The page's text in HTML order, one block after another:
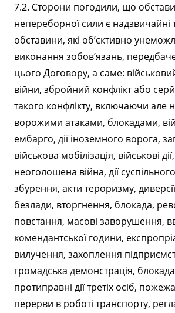
7.2. Сторони погодили, що
непереборної сили є надзвичайні
обставини, які об’єктивно
виконання зобов’язань,
цього Договору, а саме:
війни, збройний конфлікт або
такого конфлікту, включаючи
ворожими атаками, блокадами,
ембарго, дії іноземного ворога,
військова мобілізація, військові
неоголошена війна, дії
збурення, акти тероризму,
безлади, вторгнення, блокада,
повстання, масові заворушення,
комендантської години,
вилучення, захоплення
громадська демонстрація,
протиправні дії третіх осіб,
перерви в роботі транспорту,